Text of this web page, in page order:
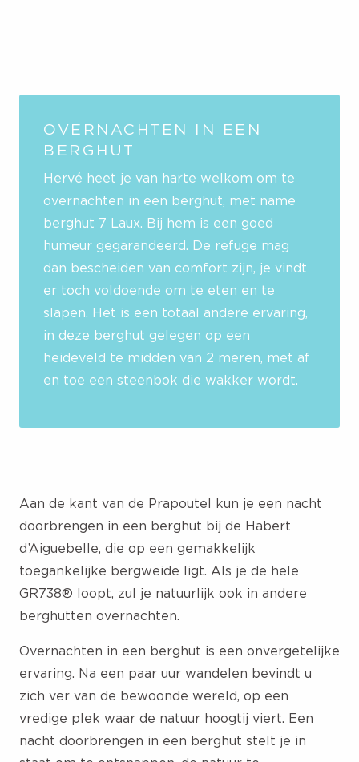
OVERNACHTEN IN EEN
BERGHUT
Hervé heet je van harte welkom om te
overnachten in een berghut, met name
berghut 7 Laux. Bij hem is een goed
humeur gegarandeerd. De refuge mag
dan bescheiden van comfort zijn, je vindt
er toch voldoende om te eten en te
slapen. Het is een totaal andere ervaring,
in deze berghut gelegen op een
heideveld te midden van 2 meren, met af
en toe een steenbok die wakker wordt.
Aan de kant van de Prapoutel kun je een nacht
doorbrengen in een berghut bij de Habert
d’Aiguebelle, die op een gemakkelijk
toegankelijke bergweide ligt. Als je de hele
GR738® loopt, zul je natuurlijk ook in andere
berghutten overnachten.
Overnachten in een berghut is een onvergetelijke
ervaring. Na een paar uur wandelen bevindt u
zich ver van de bewoonde wereld, op een
vredige plek waar de natuur hoogtij viert. Een
nacht doorbrengen in een berghut stelt je in